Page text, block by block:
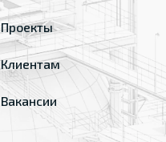
Проекты
Клиентам
Вакансии